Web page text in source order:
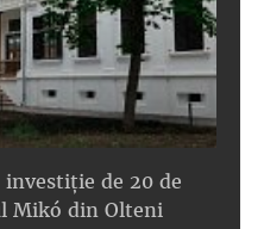
de 20 de
Mikó din Olteni